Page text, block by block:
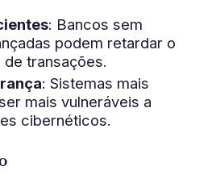
: Bancos sem
podem retardar o
transações.
: Sistemas mais
mais vulneráveis a
cibernéticos.